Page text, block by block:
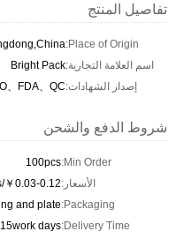
تفاصيل المنتج
Place of Origin:
اسم العلامة التجارية:Bright Pack
إصدار الشهادات:、FDA、QC
شروط الدفع والشحن
Min Order:
100pcs
الأسعار:￥0.03-0.12/pcs
Packaging:
and plate
Delivery Time:
days